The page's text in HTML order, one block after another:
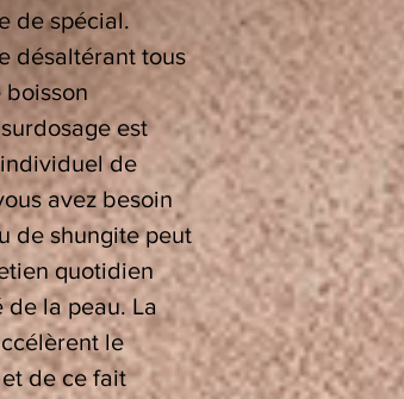
de spécial.
désaltérant tous
boisson
est
de
avez besoin
de shungite peut
quotidien
la peau. La
le
de ce fait